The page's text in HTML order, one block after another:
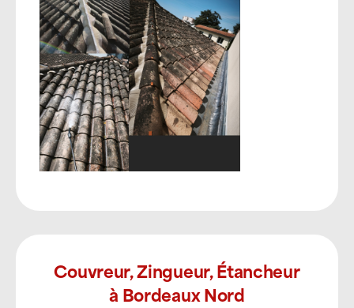
Couvreur, Zingueur, Étancheur
à Bordeaux Nord